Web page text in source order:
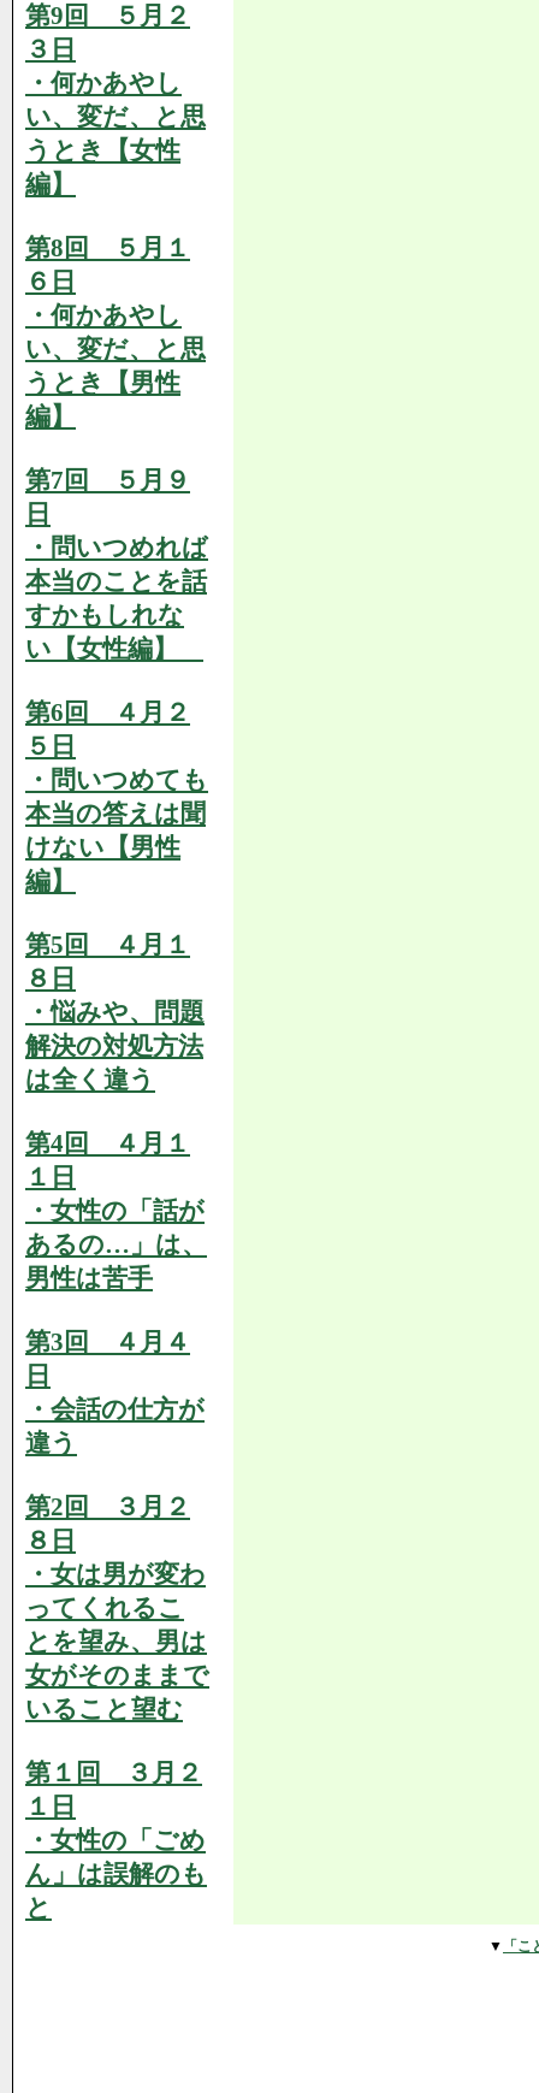
第9回 ５月２
３日
・何かあやし
い、変だ、と思
うとき【女性
編】
第8回 ５月１
６日
・何かあやし
い、変だ、と思
うとき【男性
編】
第7回 ５月９
日
・問いつめれば
本当のことを話
すかもしれな
い【女性編】
第6回 ４月２
５日
・問いつめても
本当の答えは聞
けない【男性
編】
第5回 ４月１
８日
・悩みや、問題
解決の対処方法
は全く違う
第4回 ４月１
１日
・女性の「話が
あるの…」は、
男性は苦手
第3回 ４月４
日
・会話の仕方が
違う
第2回 ３月２
８日
・女は男が変わ
ってくれるこ
とを望み、男は
女がそのままで
いること望む
第１回 ３月２
１日
・女性の「ごめ
ん」は誤解のも
と
▼ 「